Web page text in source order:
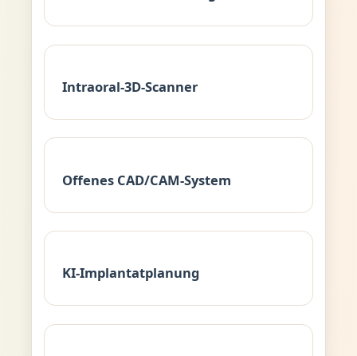
Intraoral-3D-Scanner
Offenes CAD/CAM-System
KI-Implantatplanung